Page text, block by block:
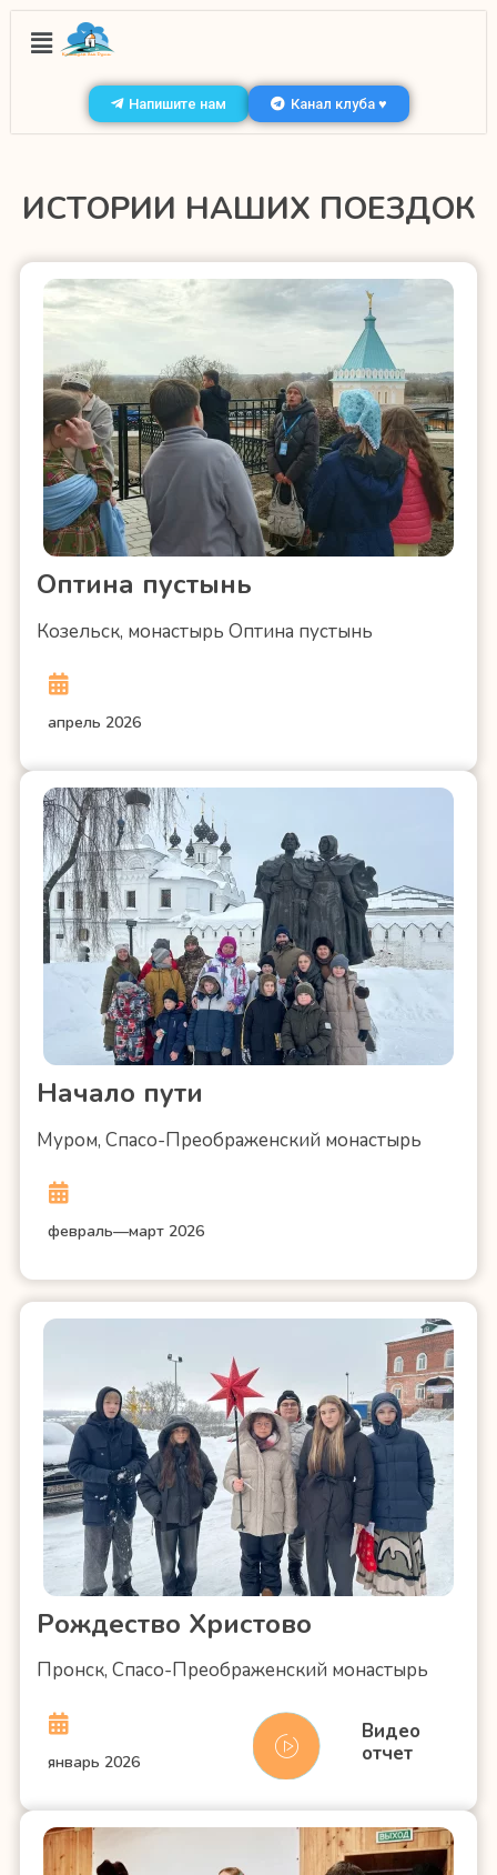
Напишите нам Канал клуба ♥
ИСТОРИИ НАШИХ ПОЕЗДОК
Оптина пустынь
Козельск, монастырь Оптина пустынь
апрель 2026
Начало пути
Муром, Спасо-Преображенский монастырь
февраль—март 2026
Рождество Христово
Пронск, Спасо-Преображенский монастырь
январь 2026
Видео
отчет